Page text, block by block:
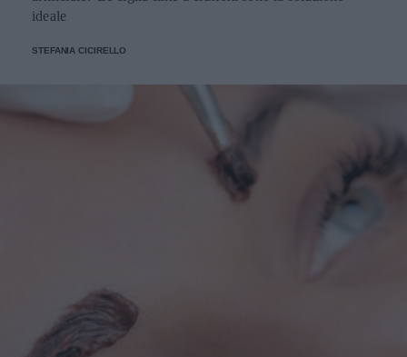
ideale
STEFANIA CICIRELLO